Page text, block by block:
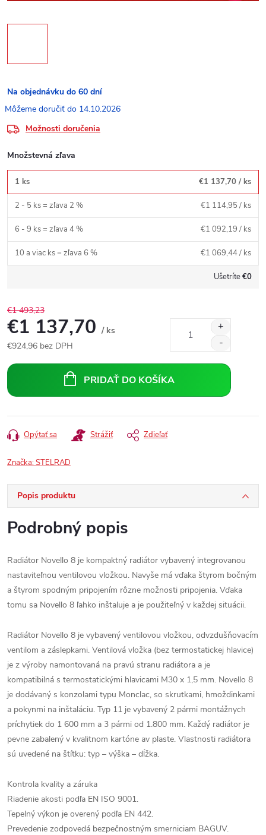
Na objednávku do 60 dní
14.10.2026
Možnosti doručenia
Množstevná zľava
1 ks €1 137,70 / ks
2 - 5 ks = zľava 2 % €1 114,95 / ks
6 - 9 ks = zľava 4 % €1 092,19 / ks
10 a viac ks = zľava 6 % €1 069,44/ ks
Ušetríte€0
€1 493,23
€1 137,70 / ks
€924,96 bez DPH
cena:
PRIDAŤ DO KOŠÍKA
Opýtať sa Strážiť Zdieľať
Značka:STELRAD
Popis produktu
Podrobný popis
Radiátor Novello 8 je kompaktný radiátor vybavený integrovanou
nastaviteľnou ventilovou vložkou. Navyše má vďaka štyrom bočným
a štyrom spodným pripojením rôzne možnosti pripojenia. Vďaka
tomu sa Novello 8 ľahko inštaluje a je použiteľný v každej situácii.
Radiátor Novello 8 je vybavený ventilovou vložkou, odvzdušňovacím
ventilom a záslepkami. Ventilová vložka (bez termostatickej hlavice)
je z výroby namontovaná na pravú stranu radiátora a je
kompatibilná s termostatickými hlavicami M30 x 1,5 mm. Novello 8
je dodávaný s konzolami typu Monclac, so skrutkami, hmoždinkami
a pokynmi na inštaláciu. Typ 11 je vybavený 2 pármi montážnych
príchytiek do 1 600 mm a 3 pármi od 1.800 mm. Každý radiátor je
pevne zabalený v kvalitnom kartóne av plaste. Vlastnosti radiátora
sú uvedené na štítku: typ – výška – dĺžka.
Kontrola kvality a záruka
Riadenie akosti podľa EN ISO 9001.
Tepelný výkon je overený podľa EN 442.
Prevedenie zodpovedá bezpečnostným smerniciam BAGUV.